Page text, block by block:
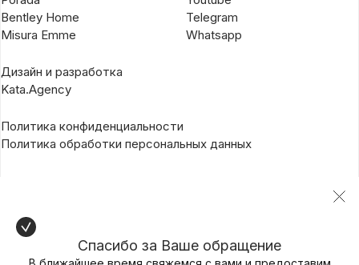
Bentley Home
Misura Emme
Telegram
Whatsapp
Дизайн и разработка
Kata.Agency
Политика конфиденциальности
Политика обработки персональных данных
Спасибо за Ваше обращение